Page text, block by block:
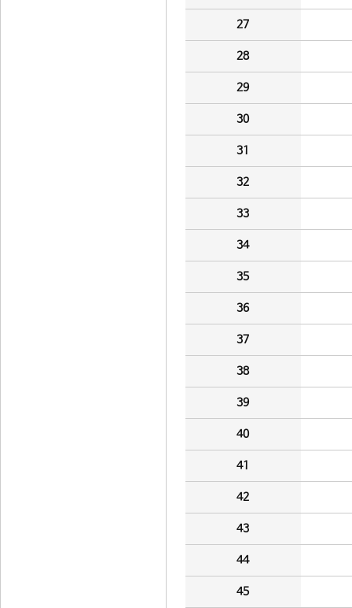
27
28
29
30
31
32
33
34
35
36
37
38
39
40
41
42
43
44
45